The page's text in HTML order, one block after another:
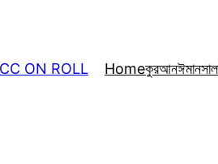
ON ROLL Homeকুরআনঈমান